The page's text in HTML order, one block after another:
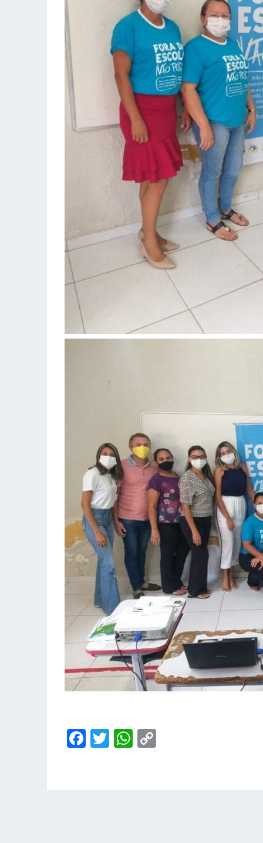
Facebook
TwitterWhatsApp
Copy